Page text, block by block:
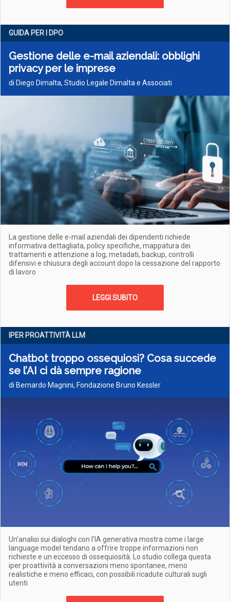
GUIDA PER I DPO
Gestione delle e-mail aziendali: obblighi
privacy per le imprese
di Diego Dimalta, Studio Legale Dimalta e Associati
La gestione delle e-mail aziendali dei dipendenti richiede
informativa dettagliata, policy specifiche, mappatura dei
trattamenti e attenzione a log, metadati, backup, controlli
difensivi e chiusura degli account dopo la cessazione del rapporto
di lavoro
LEGGI SUBITO
IPER PROATTIVITÀ LLM
Chatbot troppo ossequiosi? Cosa succede
se l’AI ci dà sempre ragione
di Bernardo Magnini, Fondazione Bruno Kessler
Un’analisi sui dialoghi con l’IA generativa mostra come i large
language model tendano a offrire troppe informazioni non
richieste e un eccesso di ossequiosità. Lo studio collega questa
iper proattività a conversazioni meno spontanee, meno
realistiche e meno efficaci, con possibili ricadute culturali sugli
utenti